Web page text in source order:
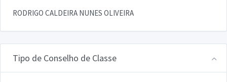
RODRIGO CALDEIRA NUNES OLIVEIRA
Tipo de Conselho de Classe